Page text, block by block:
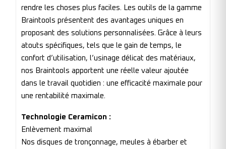
rendre les choses plus faciles. Les outils de la gamme
Braintools présentent des avantages uniques en
proposant des solutions personnalisées. Grâce à leurs
atouts spécifiques, tels que le gain de temps, le
confort d’utilisation, l’usinage délicat des matériaux,
nos Braintools apportent une réelle valeur ajoutée
dans le travail quotidien : une efficacité maximale pour
une rentabilité maximale.
Technologie Ceramicon :
Enlèvement maximal
Nos disques de tronçonnage, meules à ébarber et